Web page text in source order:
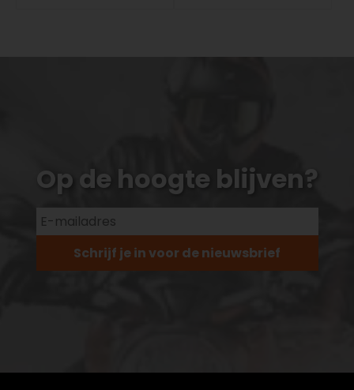
Op de hoogte blijven?
Schrijf je in voor de nieuwsbrief